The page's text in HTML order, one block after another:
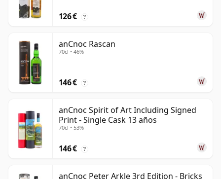
126 € ?
anCnoc Rascan
70cl • 46%
146 € ?
anCnoc Spirit of Art Including Signed
Print - Single Cask 13 años
70cl • 53%
146 € ?
anCnoc Peter Arkle 3rd Edition - Bricks